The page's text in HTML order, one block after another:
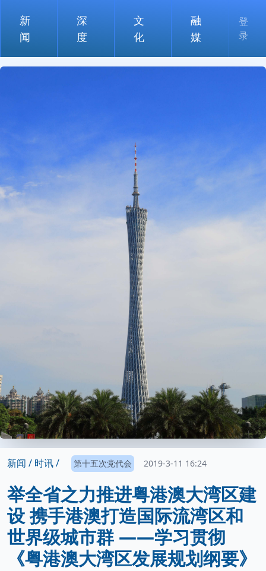
新
闻
深
度
文
化
融
媒
登
录
新闻 / 时讯 / 第十五次党代会 2019-3-11 16:24
举全省之力推进粤港澳大湾区建
设 携手港澳打造国际流湾区和
世界级城市群 ——学习贯彻
《粤港澳大湾区发展规划纲要》